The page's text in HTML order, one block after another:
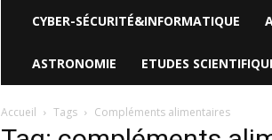
CYBER-SÉCURITÉ&INFORMATIQUE
ASTRONOMIE ETUDES
Accueil Tags Compléments alimentaires